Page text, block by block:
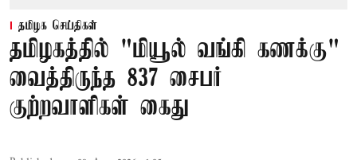
தமிழக செய்திகள்
தமிழகத்தில் "மியூல் வங்கி கணக்கு"
வைத்திருந்த 837 சைபர்
குற்றவாளிகள் கைது